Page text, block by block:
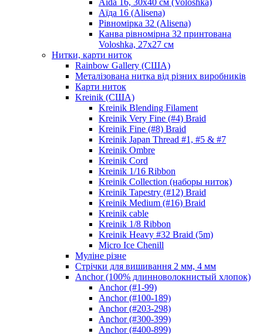
Аїда 16 (Alisena)
Рівномірка 32 (Alisena)
Канва рівномірна 32 принтована
Voloshka, 27х27 см
Нитки, карти ниток
Rainbow Gallery (США)
Металізована нитка від різних виробників
Карти ниток
Kreinik (США)
Kreinik Blending Filament
Kreinik Very Fine (#4) Braid
Kreinik Fine (#8) Braid
Kreinik Japan Thread #1, #5 & #7
Kreinik Ombre
Kreinik Cord
Kreinik 1/16 Ribbon
Kreinik Collection (наборы ниток)
Kreinik Tapestry (#12) Braid
Kreinik Medium (#16) Braid
Kreinik cable
Kreinik 1/8 Ribbon
Kreinik Heavy #32 Braid (5m)
Micro Ice Chenill
Муліне різне
Стрічки для вишивання 2 мм, 4 мм
Anchor (100% длинноволокнистый хлопок)
Anchor (#1-99)
Anchor (#100-189)
Anchor (#203-298)
Anchor (#300-399)
Anchor (#400-899)